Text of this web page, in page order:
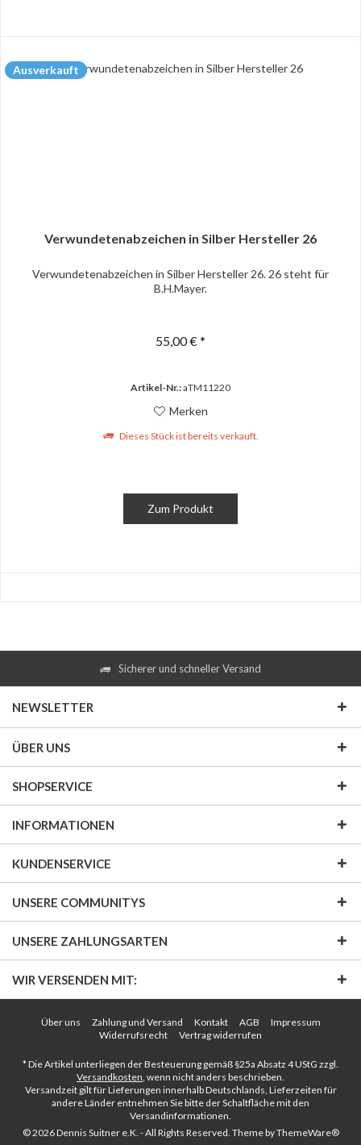
Ausverkauft
Verwundetenabzeichen in Silber Hersteller 26
Verwundetenabzeichen in Silber Hersteller 26. 26 steht für
B.H.Mayer.
55,00 € *
Artikel-Nr.:aTM11220
Merken
Dieses Stück ist bereits verkauft.
Zum Produkt
Sicherer und schneller Versand
NEWSLETTER
ÜBER UNS
SHOPSERVICE
INFORMATIONEN
KUNDENSERVICE
UNSERE COMMUNITYS
UNSERE ZAHLUNGSARTEN
WIR VERSENDEN MIT:
Über uns Zahlung und Versand Kontakt AGB
Impressum
Widerrufsrecht
Vertrag widerrufen
* Die Artikel unterliegen der Besteuerung gemäß §25a Absatz 4 UStG zzgl.
Versandkosten, wenn nicht anders beschrieben.
Versandzeit gilt für Lieferungen innerhalb Deutschlands, Lieferzeiten für
andere Länder entnehmen Sie bitte der Schaltfläche mit den
Versandinformationen.
© 2026 Dennis Suitner e.K. - All Rights Reserved. Theme byThemeWare®